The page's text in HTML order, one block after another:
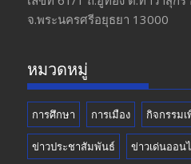
o m b
จ.พระนครศรีอยุธยา 13000
หมวดหมู่
การศึกษา การเมือง กิจกรรม
ข่าวประชาสัมพันธ์ ข่าวเด่นออน